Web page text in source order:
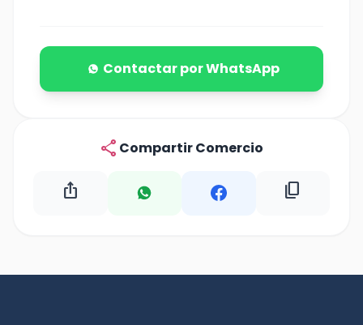
Contactar por WhatsApp
share Compartir Comercio
ios_share content_copy